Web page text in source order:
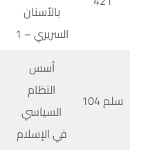
بالأسنان
السريري – 1
سلم 104
أسس
النظام
السياسي
في الإسلام